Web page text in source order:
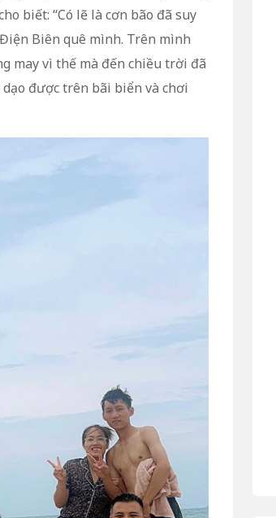
biết: “Có lẽ là cơn bão đã suy
Biên quê mình. Trên mình
may vì thế mà đến chiều trời đã
được trên bãi biển và chơi